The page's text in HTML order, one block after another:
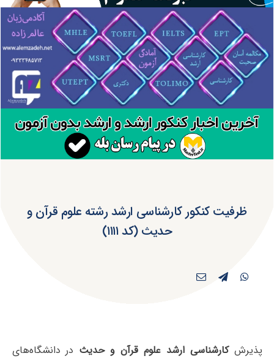
ظرفیت کنکور کارشناسی ارشد رشته علوم قرآن و
حدیث (کد ۱۱۱۱)
پذیرشکارشناسی ارشد علوم قرآن و حدیث در دانشگاه‌های